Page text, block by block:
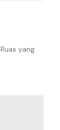
Ruas yang